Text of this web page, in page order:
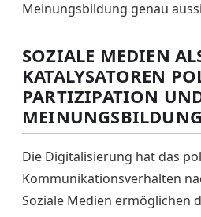
Meinungsbildung genau
SOZIALE MEDIEN
KATALYSATOREN
PARTIZIPATION
MEINUNGSBILDUNG
Die Digitalisierung hat das
Kommunikationsverhalten
Soziale Medien ermöglichen